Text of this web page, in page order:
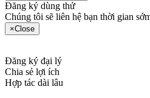
Đăng ký dùng thử
Chúng tôi sẽ liên hệ bạn thời gian
×Close
Đăng ký đại lý
Chia sẻ lợi ích
Hợp tác dài lâu